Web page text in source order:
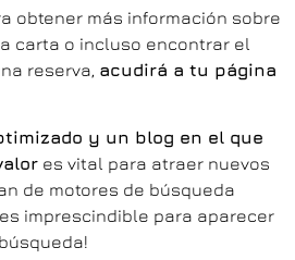
obtener más información sobre
carta o incluso encontrar el
reserva, acudirá a tu página
y un blog en el que
es vital para atraer nuevos
de motores de búsqueda
es imprescindible para aparecer